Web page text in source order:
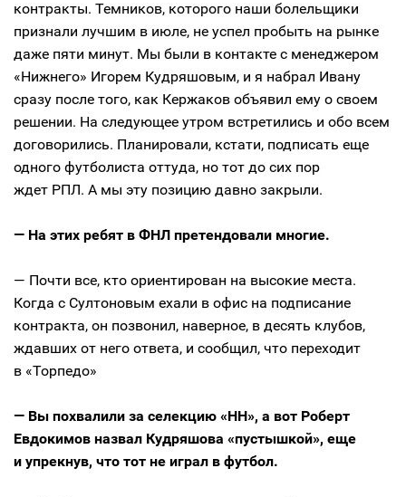
контракты. Темников, которого наши болельщики
признали лучшим в июле, не успел пробыть на рынке
даже пяти минут. Мы были в контакте с менеджером
«Нижнего» Игорем Кудряшовым, и я набрал Ивану
сразу после того, как Кержаков объявил ему о своем
решении. На следующее утром встретились и обо всем
договорились. Планировали, кстати, подписать еще
одного футболиста оттуда, но тот до сих пор
ждет РПЛ. А мы эту позицию давно закрыли.
— На этих ребят в ФНЛ претендовали многие.
— Почти все, кто ориентирован на высокие места.
Когда с Султоновым ехали в офис на подписание
контракта, он позвонил, наверное, в десять клубов,
ждавших от него ответа, и сообщил, что переходит
в «Торпедо»
— Вы похвалили за селекцию «НН», а вот Роберт
Евдокимов назвал Кудряшова «пустышкой», еще
и упрекнув, что тот не играл в футбол.